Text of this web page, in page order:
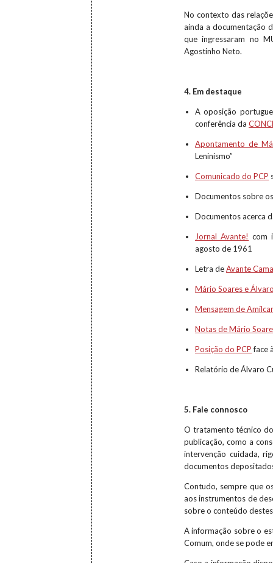
No contexto das
ainda a documentação
que ingressaram no
Agostinho Neto.
4. Em destaque
A oposição
conferência da
Apontamento de
Leninismo”
Comunicado do PCP
Documentos sobre
Documentos acerca
Jornal Avante! com
agosto de 1961
Letra deAvante
Mário Soares e
Mensagem de
Notas de Mário
Posição do PCPface
Relatório de Álvaro
5. Fale connosco
O tratamento técnico
publicação, como a
intervenção cuidada,
documentos
Contudo, sempre que
aos instrumentos de
sobre o conteúdo
A informação sobre o
Comum, onde se pode